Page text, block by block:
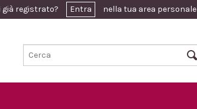
già registrato? Entra nella tua area personale